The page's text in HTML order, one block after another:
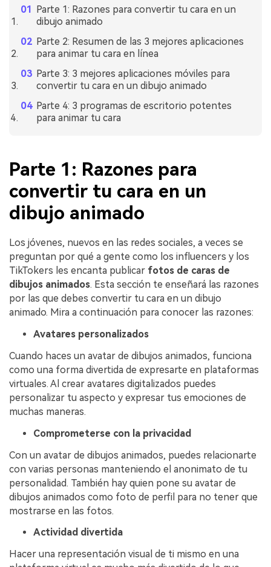
Parte 1: Razones para convertir tu cara en un
dibujo animado
Parte 2: Resumen de las 3 mejores aplicaciones
para animar tu cara en línea
Parte 3: 3 mejores aplicaciones móviles para
convertir tu cara en un dibujo animado
Parte 4: 3 programas de escritorio potentes
para animar tu cara
Parte 1: Razones para
convertir tu cara en un
dibujo animado
Los jóvenes, nuevos en las redes sociales, a veces se
preguntan por qué a gente como los influencers y los
TikTokers les encanta publicar fotos de caras de
dibujos animados.󠀲󠀡󠀣󠀧󠀧󠀣󠀥󠀠󠀧󠀳󠀰 Esta sección te enseñará las razones
por las que debes convertir tu cara en un dibujo
animado. Mira a continuación para conocer las razones:
Avatares personalizados
Cuando haces un avatar de dibujos animados, funciona
como una forma divertida de expresarte en plataformas
virtuales. Al crear avatares digitalizados puedes
personalizar tu aspecto y expresar tus emociones de
muchas maneras.
Comprometerse con la privacidad
Con un avatar de dibujos animados, puedes relacionarte
con varias personas manteniendo el anonimato de tu
personalidad. También hay quien pone su avatar de
dibujos animados como foto de perfil para no tener que
mostrarse en las fotos.
Actividad divertida
Hacer una representación visual de ti mismo en una